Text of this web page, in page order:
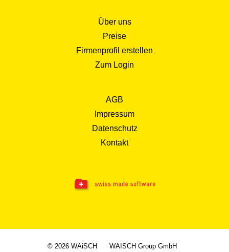
Über uns
Preise
Firmenprofil erstellen
Zum Login
AGB
Impressum
Datenschutz
Kontakt
© 2026 WAiSCH WAISCH Group GmbH